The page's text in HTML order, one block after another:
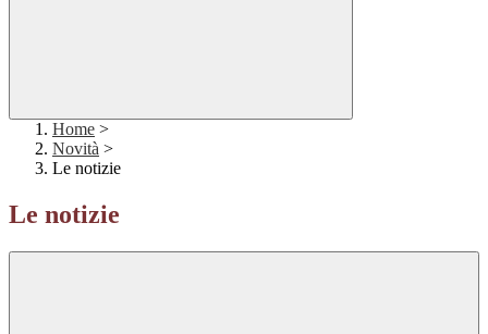
Home >
Novità >
Le notizie
Le notizie